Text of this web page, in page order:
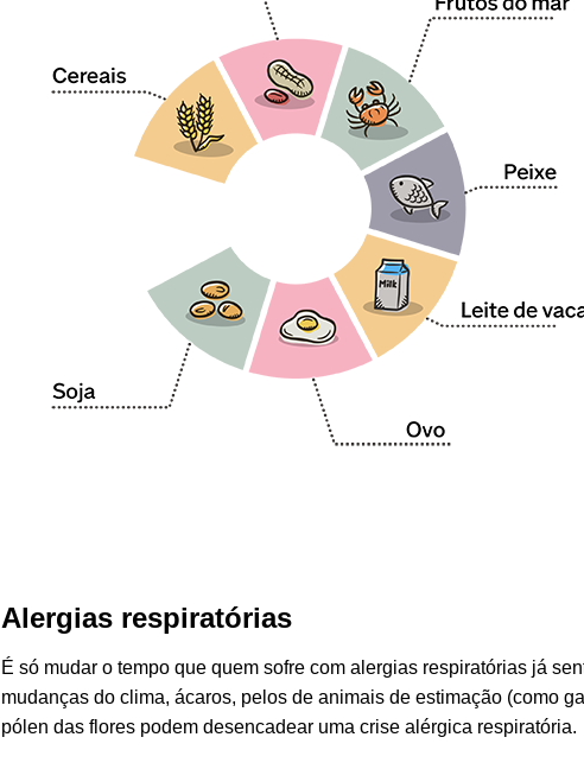
Alergias respiratórias
É só mudar o tempo que quem sofre com alergias respiratórias já
mudanças do clima, ácaros, pelos de animais de estimação (como
pólen das flores podem desencadear uma crise alérgica respiratória.